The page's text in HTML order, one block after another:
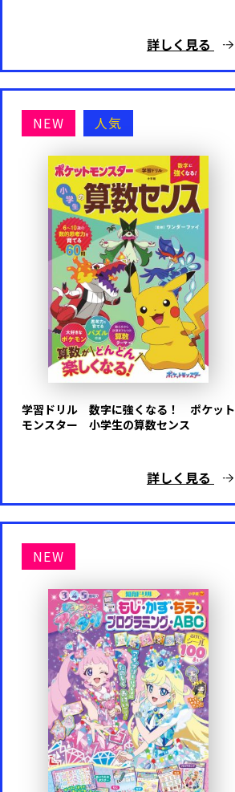
詳しく見る
NEW 人気
学習ドリル 数字に強くなる！ ポケット
モンスター 小学生の算数センス
詳しく見る
NEW